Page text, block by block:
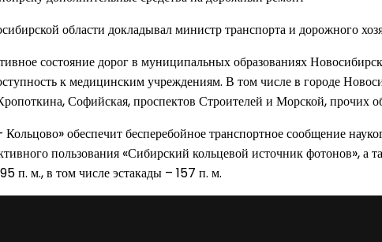
области докладывал министр транспорта и дорожного
состояние дорог в муниципальных образованиях
к медицинским учреждениям. В том числе в городе
Софийская, проспектов Строителей и Морской,
обеспечит бесперебойное транспортное сообщение
пользования «Сибирский кольцевой источник фотонов», а
п. м., в том числе эстакады – 157 п. м.